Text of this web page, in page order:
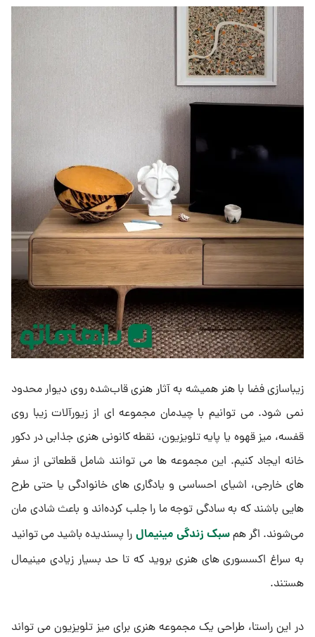
زیباسازی فضا با هنر همیشه به آثار هنری قاب‌شده روی دیوار محدود
نمی ‌شود. می ‌توانیم با چیدمان مجموعه ‌ای از زیورآلات زیبا روی
قفسه، میز قهوه یا پایه تلویزیون، نقطه کانونی هنری جذابی در دکور
خانه ایجاد کنیم. این مجموعه ‌ها می ‌توانند شامل قطعاتی از سفر
های خارجی، اشیای احساسی و یادگاری ‌های خانوادگی یا حتی طرح‌
هایی باشند که به سادگی توجه ما را جلب کرده‌اند و باعث شادی ‌مان
می‌شوند. اگر همسبک زندگی مینیمال را پسندیده باشید می توانید
به سراغ اکسسوری های هنری بروید که تا حد بسیار زیادی مینیمال
هستند.
در این راستا، طراحی یک مجموعه هنری برای میز تلویزیون می ‌تواند